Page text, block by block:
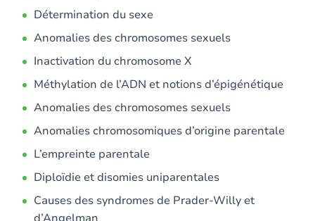
Détermination du sexe
Anomalies des chromosomes sexuels
Inactivation du chromosome X
Méthylation de l’ADN et notions d’épigénétique
Anomalies des chromosomes sexuels
Anomalies chromosomiques d’origine parentale
L’empreinte parentale
Diploïdie et disomies uniparentales
Causes des syndromes de Prader-Willy et